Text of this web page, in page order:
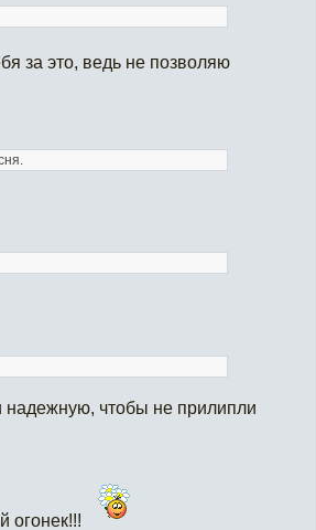
за это, ведь не позволяю
надежную, чтобы не прилипли
огонек!!!